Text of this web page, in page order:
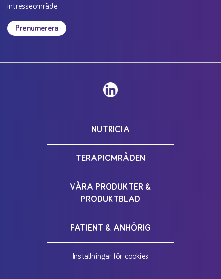
intresseområde
Prenumerera
NUTRICIA
TERAPIOMRÅDEN
VÅRA PRODUKTER &
PRODUKTBLAD
PATIENT & ANHÖRIG
Inställningar för cookies